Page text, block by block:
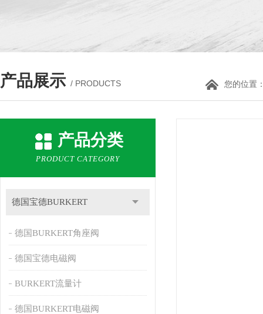
产品展示 / PRODUCTS 您的位置
产品分类
PRODUCT CATEGORY
德国宝德BURKERT
德国BURKERT角座阀
德国宝德电磁阀
BURKERT流量计
德国BURKERT电磁阀